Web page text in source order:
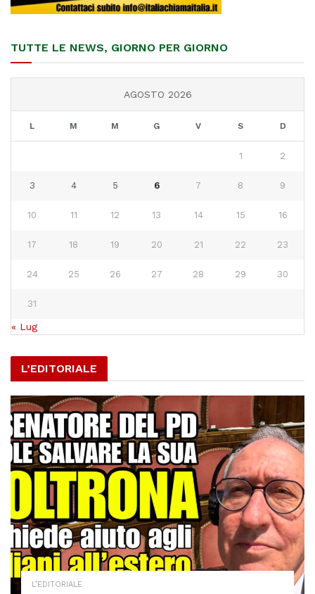
TUTTE LE NEWS, GIORNO PER GIORNO
AGOSTO 2026
L M M G V S D
1 2
3 4 5 6 7 8 9
10 11 12 13 14 15 16
17 18 19 20 21 22 23
24 25 26 27 28 29 30
31
« Lug
L’EDITORIALE
L’EDITORIALE